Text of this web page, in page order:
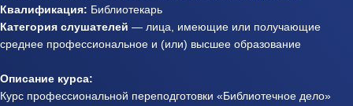
Квалификация: Библиотекарь
Категория слушателей — лица, имеющие или получающие
среднее профессиональное и (или) высшее образование
Описание курса:
Курс профессиональной переподготовки «Библиотечное дело»